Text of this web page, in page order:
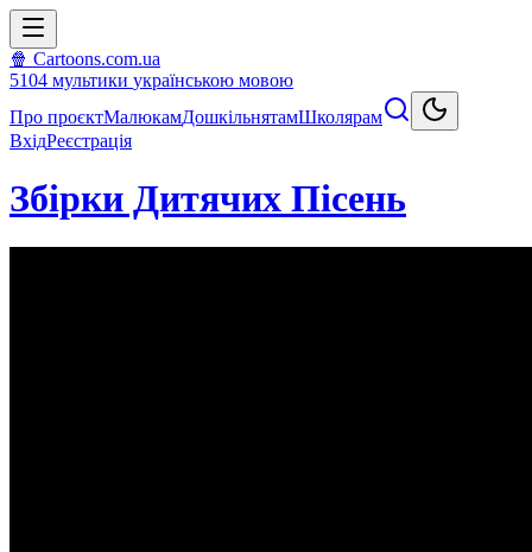
🍿 Cartoons.com.ua
5104 мультики українською мовою
Про проєктМалюкамДошкільнятамШколярам
ВхідРеєстрація
Збірки Дитячих Пісень